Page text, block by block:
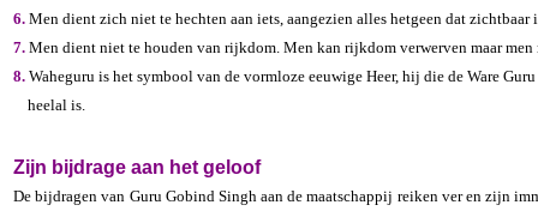
6. Men dient zich niet te hechten aan iets, aangezien alles hetgeen dat
7. Men dient niet te houden van rijkdom. Men kan rijkdom verwerven maar
8. Waheguru is het symbool van de vormloze eeuwige Heer, hij die de Ware
heelal is.
Zijn bijdrage aan het geloof
De bijdragen van Guru Gobind Singh aan de maatschappij reiken ver en zijn